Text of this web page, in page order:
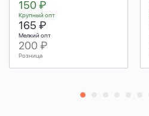
150 ₽
Крупный опт
165 ₽
Мелкий опт
200 ₽
Розница